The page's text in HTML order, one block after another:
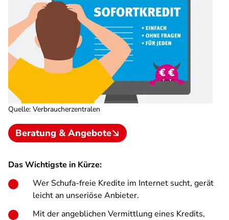
Quelle: Verbraucherzentralen
Beratung & Angebote
Das Wichtigste in Kürze:
Wer Schufa-freie Kredite im Internet sucht, gerät
leicht an unseriöse Anbieter.
Mit der angeblichen Vermittlung eines Kredits,